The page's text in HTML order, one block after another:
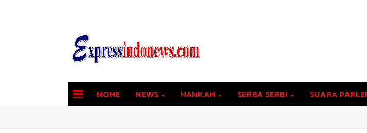
HOME NEWS HANKAM SERBA SERBI SUARA